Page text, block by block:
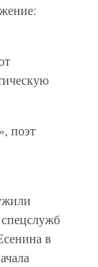
поэт
в